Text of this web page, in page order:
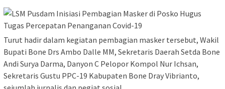
Turut hadir dalam kegiatan pembagian masker tersebut, Wakil
Bupati Bone Drs Ambo Dalle MM, Sekretaris Daerah Setda Bone
Andi Surya Darma, Danyon C Pelopor Kompol Nur Ichsan,
Sekretaris Gustu PPC-19 Kabupaten Bone Dray Vibrianto,